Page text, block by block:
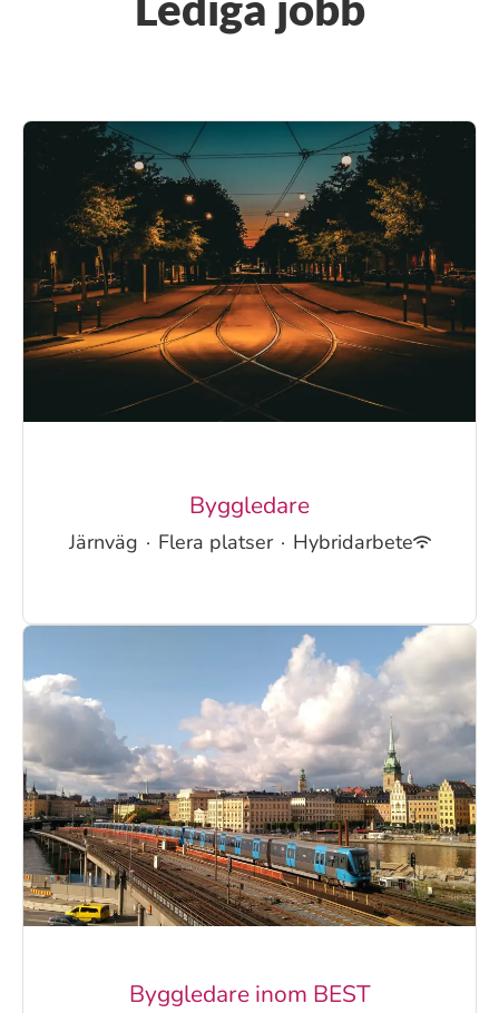
Byggledare
Järnväg · Flera platser · Hybridarbete
Byggledare inom BEST